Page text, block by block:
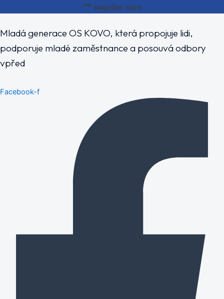
Napište nám
Mladá generace OS KOVO, která propojuje lidi,
podporuje mladé zaměstnance a posouvá odbory
vpřed
Facebook-f